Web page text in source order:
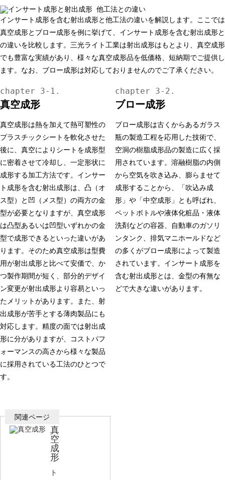
インサート成形を含む射出成形と他工法の違いを解説します。ここでは
真空成形とブロー成形を例に挙げて、インサート成形を含む射出成形と
の違いを比較します。三光ライト工業は射出成形はもとより、真空成形
でも豊富な実績があり、様々な真空成形品を低価格、短納期でご提供し
ます。なお、ブロー成形は対応しておりませんのでご了承ください。
真空成形
真空成形は熱を加えて熱可塑性の
プラスチックシートを軟化させた
後に、真空によりシートを成形型
に密着させて冷却し、一定形状に
成形する加工方法です。インサー
ト成形を含む射出成形は、凸（オ
ス型）と凹（メス型）の両方の金
型が必要となりますが、真空成形
は凸型あるいは凹型いずれかの金
型で成形できるといった違いがあ
ります。そのため真空成形は型費
用が射出成形と比べて安価で、か
つ製作期間が短く、部分的デザイ
ン変更が射出成形より容易といっ
たメリットがあります。また、射
出成形が苦手とする薄肉製品にも
対応します。精度の面では射出成
形に分がありますが、コストパフ
ォーマンスの高さから様々な製品
に採用されている工法のひとつで
す。
ブロー成形
ブロー成形は古くからあるガラス
瓶の製造工程を応用した技術で、
空洞の樹脂成形品の製造に広く採
用されています。溶融樹脂の内側
から空気を吹き込み、膨らませて
成形することから、「吹込み成
形」や「中空成形」とも呼ばれ、
ペットボトルや液体化粧品・液体
洗剤などの容器、自動車のガソリ
ンタンク、排気マニホールドなど
の多くがブロー成形によって製造
されています。インサート成形を
含む射出成形とは、金型の有無な
どで大きな違いがあります。
真
空
成
形
ト